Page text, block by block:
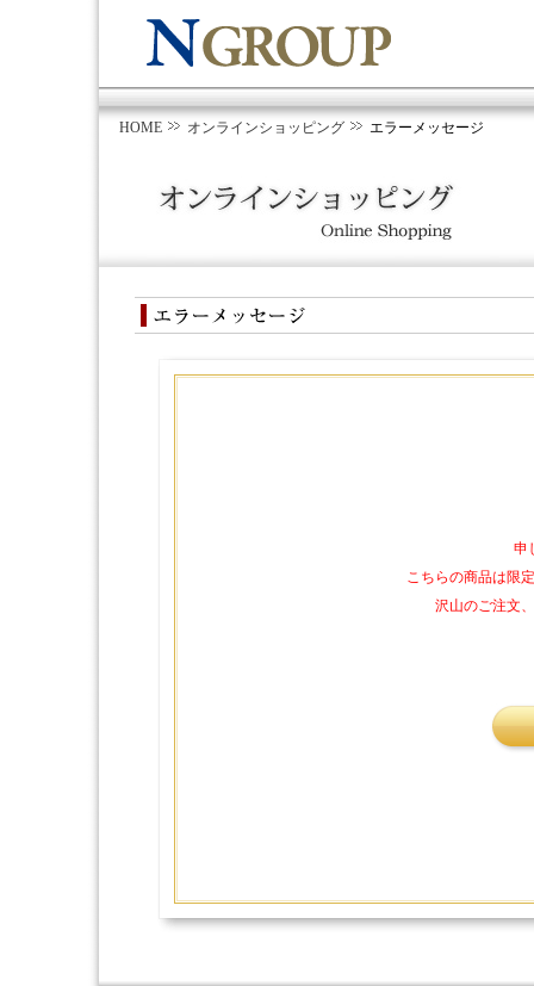
HOME オンラインショッピング エラーメッセージ
申
こちらの商品は限
沢山のご注文